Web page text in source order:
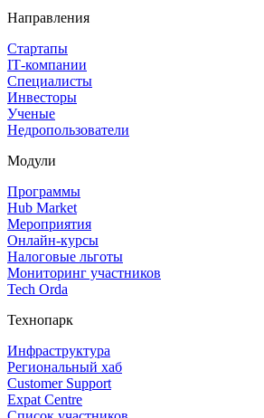
Направления
Стартапы
IT‑компании
Специалисты
Инвесторы
Ученые
Недропользователи
Модули
Программы
Hub Market
Мероприятия
Онлайн‑курсы
Налоговые льготы
Мониторинг участников
Tech Orda
Технопарк
Инфраструктура
Региональный хаб
Customer Support
Expat Centre